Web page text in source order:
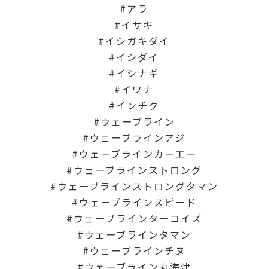
アラ
イサキ
イシガキダイ
イシダイ
イシナギ
イワナ
インチク
ウェーブライン
ウェーブラインアジ
ウェーブラインカーエー
ウェーブラインストロング
ウェーブラインストロングタマン
ウェーブラインスピード
ウェーブラインターコイズ
ウェーブラインタマン
ウェーブラインチヌ